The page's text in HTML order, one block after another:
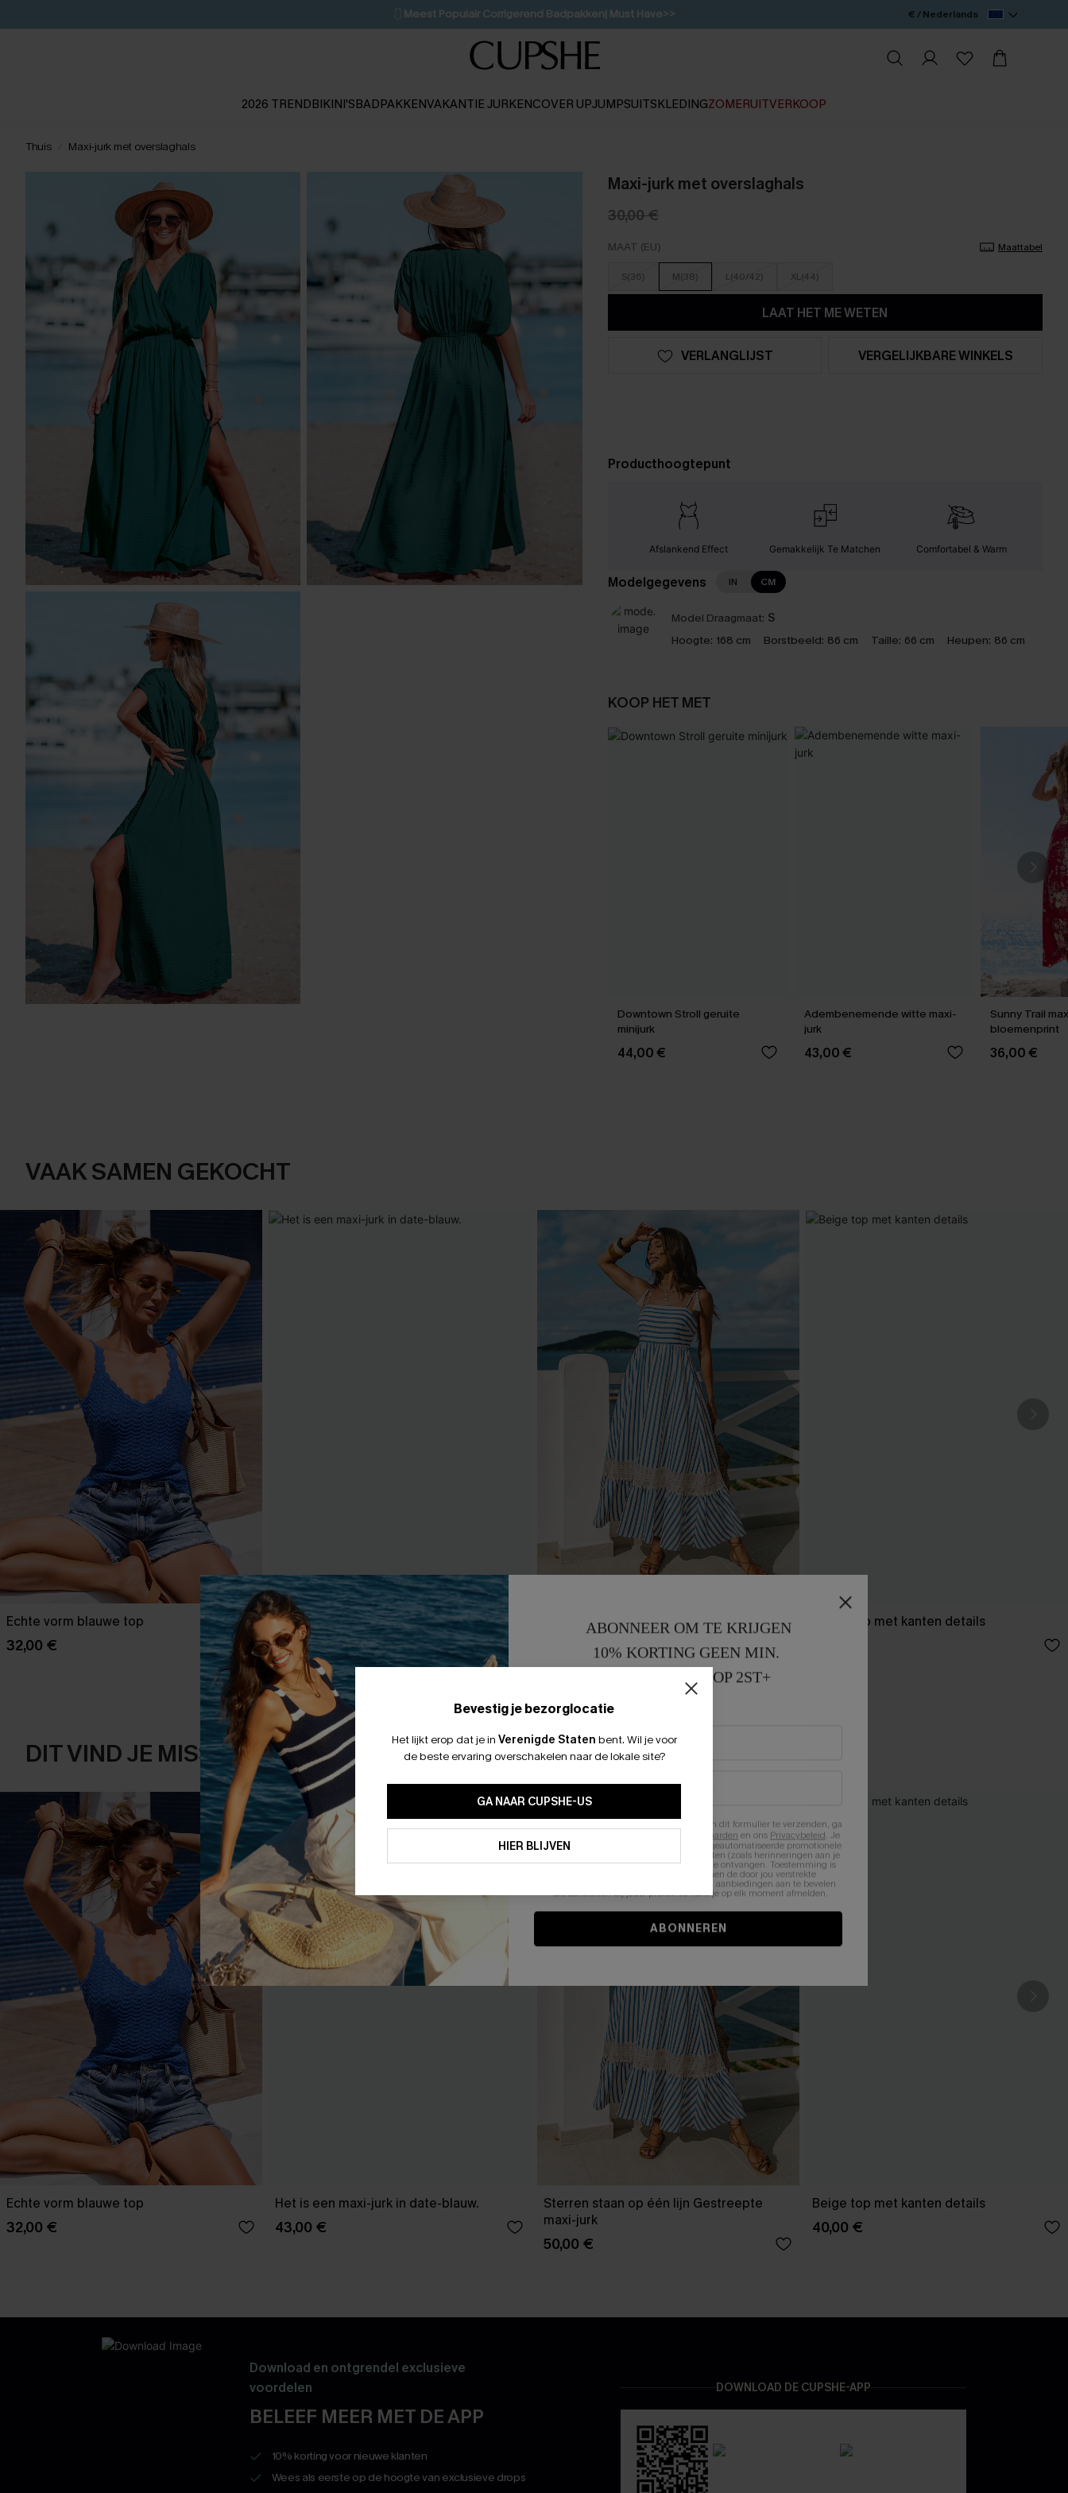
🩱 Meest Populair Corrigerend Badpakken| Must Have>>
💌Abonneer je & ontvang tot 15% korting>>
Koop 3, krijg 15% korting | CODE: SW15 1D:11H:33M:54S
€ / Nederlands
2026 TRENDBIKINI'SBADPAKKENVAKANTIE JURKENCOVER UPJUMPSUITSKLEDINGZOMERUITVERKOOP
Thuis Maxi-jurk met overslaghals
Maxi-jurk met overslaghals
30,00 €
MAAT (EU) Maattabel
S(36) M(38) L(40/42) XL(44)
LAAT HET ME WETEN
VERLANGLIJST VERGELIJKBARE WINKELS
Producthoogtepunt
Afslankend Effect Gemakkelijk Te Matchen Comfortabel & Warm
Modelgegevens IN CM
Model Draagmaat: S
Hoogte: 168 cm Borstbeeld: 86 cm Taille: 66 cm Heupen: 86 cm
KOOP HET MET
Downtown Stroll geruite
minijurk
44,00 €
Adembenemende witte maxi-
jurk
43,00 €
Sunny Trail
bloemenprint
36,00 €
VAAK SAMEN GEKOCHT
Echte vorm blauwe top
32,00 €
Het is een maxi-jurk in date-blauw.
43,00 €
Sterren staan op één lijn Gestreepte
maxi-jurk
50,00 €
Beige top met kanten details
DIT VIND JE MISSCHIEN OOK LEUK
Echte vorm blauwe top
32,00 €
Het is een maxi-jurk in date-blauw.
43,00 €
Sterren staan op één lijn Gestreepte
maxi-jurk
50,00 €
Beige top met kanten details
40,00 €
Download en ontgrendel exclusieve
voordelen
BELEEF MEER MET DE APP
10% korting voor nieuwe klanten
Wees als eerste op de hoogte van exclusieve drops
DOWNLOAD DE CUPSHE-APP
Bevestig je bezorglocatie
Het lijkt erop dat je in Verenigde Staten bent. Wil je voor
de beste ervaring overschakelen naar de lokale site?
GA NAAR CUPSHE-US
HIER BLIJVEN
ABONNEER OM TE KRIJGEN
10% KORTING GEEN MIN.
15% KORTING OP 2ST+
Door je contactgegevens in te vullen en dit formulier te verzenden, ga
Algemene Voorwaarden en ons Privacybeleid. Je
stemt er tevens mee in om herhaalde geautomatiseerde promotionele
en gepersonaliseerde marketingberichten (zoals herinneringen aan je
winkelwagen) en e-mails van Cupshe te ontvangen. Toestemming is
niet vereist voor een aankoop. We kunnen de door jou verstrekte
informatie gebruiken om producten en aanbiedingen aan te bevelen
die aansluiten bij jouw profiel. Je kunt je op elk moment afmelden.
ABONNEREN